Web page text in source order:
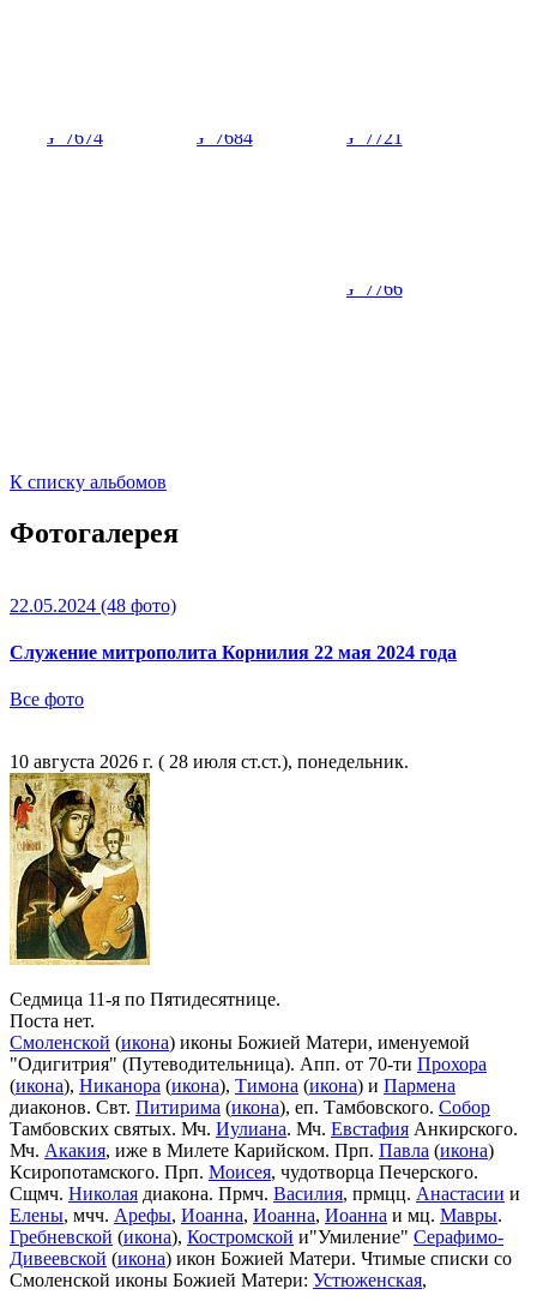
К списку альбомов
Фотогалерея
22.05.2024 (48 фото)
Служение митрополита Корнилия 22 мая 2024 года
Все фото
10 августа 2026 г. ( 28 июля ст.ст.), понедельник.
Седмица 11-я по Пятидесятнице.
Поста нет.
Смоленской (икона) иконы Божией Матери, именуемой
"Одигитрия" (Путеводительница). Апп. от 70-ти Прохора
(икона), Никанора (икона), Тимона (икона) и Пармена
диаконов. Свт. Питирима (икона), еп. Тамбовского. Собор
Тамбовских святых. Мч. Иулиана. Мч. Евстафия Анкирского.
Мч. Акакия, иже в Милете Карийском. Прп. Павла (икона)
Ксиропотамского. Прп. Моисея, чудотворца Печерского.
Сщмч. Николая диакона. Прмч. Василия, прмцц. Анастасии и
Елены, мчч. Арефы, Иоанна, Иоанна, Иоанна и мц. Мавры.
Гребневской (икона), Костромской и"Умиление" Серафимо-
Дивеевской (икона) икон Божией Матери. Чтимые списки со
Смоленской иконы Божией Матери: Устюженская,